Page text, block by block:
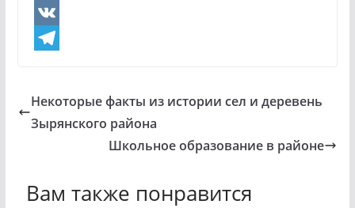
O
d
s
V
r
Некоторые факты из истории сел и деревень
Зырянского района
Школьное образование в районе
Вам также понравится